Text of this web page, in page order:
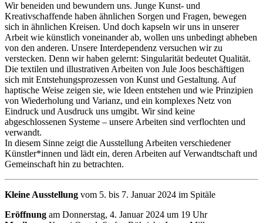
Wir beneiden und bewundern uns. Junge Kunst- und
Kreativschaffende haben ähnlichen Sorgen und Fragen, bewegen
sich in ähnlichen Kreisen. Und doch kapseln wir uns in unserer
Arbeit wie künstlich voneinander ab, wollen uns unbedingt abheben
von den anderen. Unsere Interdependenz versuchen wir zu
verstecken. Denn wir haben gelernt: Singularität bedeutet Qualität.
Die textilen und illustrativen Arbeiten von Jule Joos beschäftigen
sich mit Entstehungsprozessen von Kunst und Gestaltung. Auf
haptische Weise zeigen sie, wie Ideen entstehen und wie Prinzipien
von Wiederholung und Varianz, und ein komplexes Netz von
Eindruck und Ausdruck uns umgibt. Wir sind keine
abgeschlossenen Systeme – unsere Arbeiten sind verflochten und
verwandt.
In diesem Sinne zeigt die Ausstellung Arbeiten verschiedener
Künstler*innen und lädt ein, deren Arbeiten auf Verwandtschaft und
Gemeinschaft hin zu betrachten.
Kleine Ausstellung vom 5. bis 7. Januar 2024 im Spitäle
Eröffnung am Donnerstag, 4. Januar 2024 um 19 Uhr